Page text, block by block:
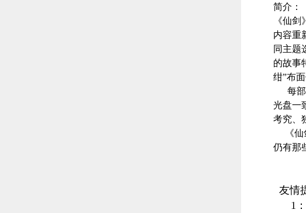
简介：
《仙
内容重
同主题
的故事
绀”布
每部
光盘一
考究、
《仙
仍有那
友情
1：